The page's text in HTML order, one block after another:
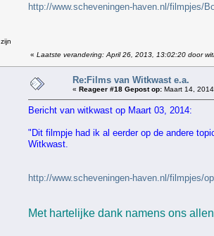
http://www.scheveningen-haven.nl/filmpjes/
« Laatste verandering: April 26, 2013, 13:02:20 door
Re:Films van Witkwast e.a.
« Reageer #18 Gepost op: Maart 14,
Bericht van witkwast op Maart 03, 2014:
"Dit filmpje had ik al eerder op de andere
Witkwast.
http://www.scheveningen-haven.nl/filmpjes/
Met hartelijke dank namens ons